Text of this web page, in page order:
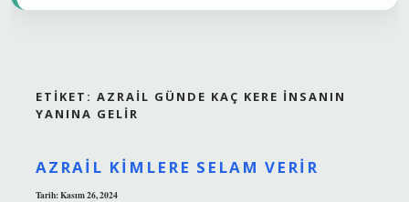
ETIKET: AZRAIL GÜNDE KAÇ KERE INSANIN
YANINA GELIR
AZRAIL KIMLERE SELAM VERIR
Tarih: Kasım 26, 2024